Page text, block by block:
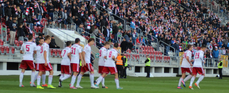
Akademia
Biznes
Dla mediów